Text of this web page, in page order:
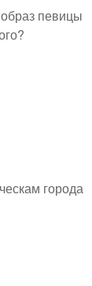
певицы
города